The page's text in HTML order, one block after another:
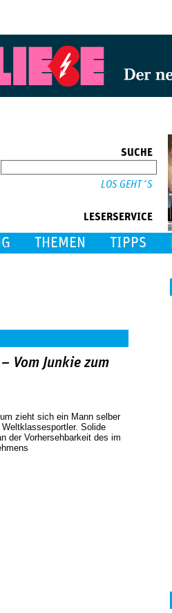
SUCHE
LESERSERVICE
THEMEN TIPPS
Vom Junkie zum
zieht sich ein Mann selber
Solide
der Vorhersehbarkeit des im